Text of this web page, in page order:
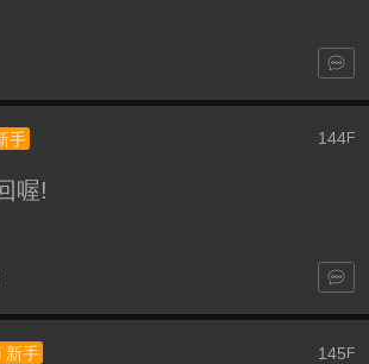
144F
手
喔!
145F
新手